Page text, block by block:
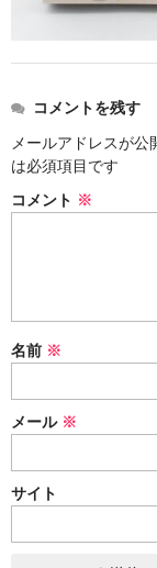
キャラクター
ゆもみちゃん
スイーツ
文具
雑貨
文具
クッキー
コメントを残す
メールアドレスが公
は必須項目です
コメント ※
名前 ※
メール ※
サイト